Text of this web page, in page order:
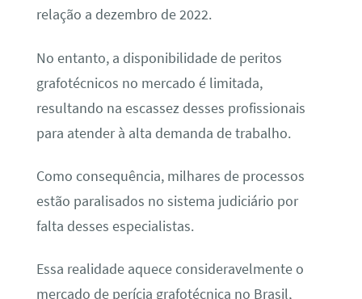
relação a dezembro de 2022.
No entanto, a disponibilidade de peritos
grafotécnicos no mercado é limitada,
resultando na escassez desses profissionais
para atender à alta demanda de trabalho.
Como consequência, milhares de processos
estão paralisados no sistema judiciário por
falta desses especialistas.
Essa realidade aquece consideravelmente o
mercado de perícia grafotécnica no Brasil,